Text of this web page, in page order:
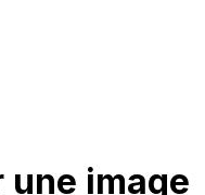
une image